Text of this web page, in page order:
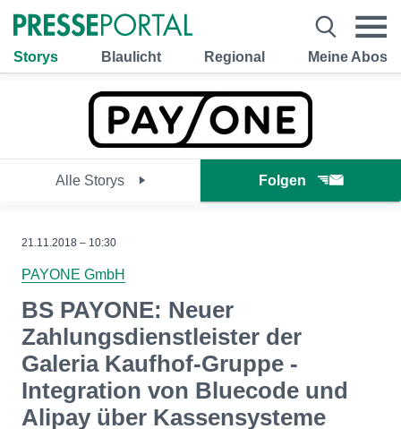
Storys Blaulicht Regional Meine Abos
Alle Storys Folgen
21.11.2018 – 10:30
PAYONE GmbH
BS PAYONE: Neuer
Zahlungsdienstleister der
Galeria Kaufhof-Gruppe -
Integration von Bluecode und
Alipay über Kassensysteme